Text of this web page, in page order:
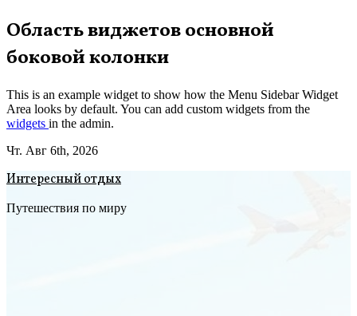
Перейти
к
содержимому
Область виджетов основной
боковой колонки
This is an example widget to show how the Menu Sidebar Widget
Area looks by default. You can add custom widgets from the
widgets in the admin.
Чт. Авг 6th, 2026
Интересный отдых
Путешествия по миру